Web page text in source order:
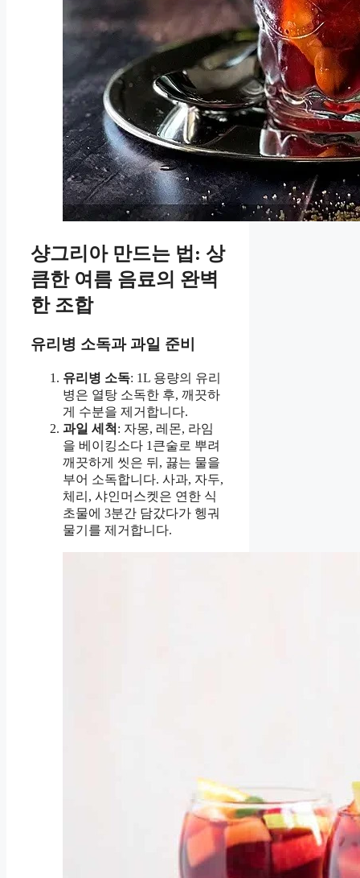
샹그리아 만드는 법: 상
큼한 여름 음료의 완벽
한 조합
유리병 소독과 과일 준비
유리병 소독: 1L 용량의 유리
병은 열탕 소독한 후, 깨끗하
게 수분을 제거합니다.
과일 세척 : 자몽, 레몬, 라임
을 베이킹소다 1큰술로 뿌려
깨끗하게 씻은 뒤, 끓는 물을
부어 소독합니다. 사과, 자두,
체리, 샤인머스켓은 연한 식
초물에 3분간 담갔다가 헹궈
물기를 제거합니다.